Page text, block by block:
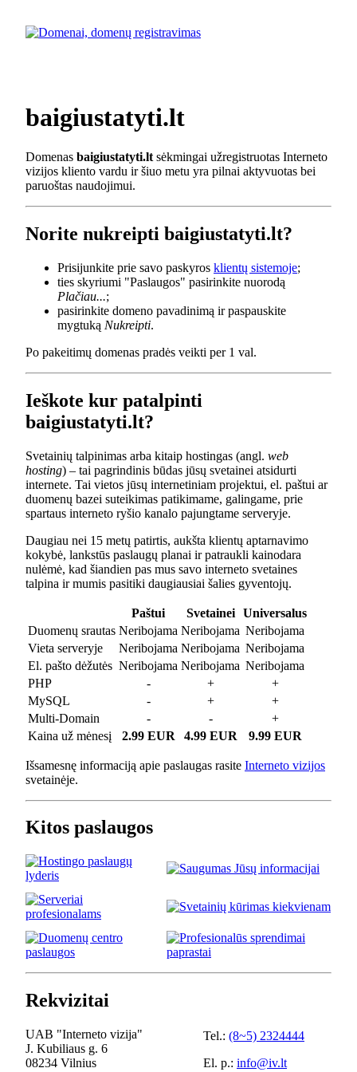
baigiustatyti.lt
Domenas baigiustatyti.lt sėkmingai užregistruotas Interneto
vizijos kliento vardu ir šiuo metu yra pilnai aktyvuotas bei
paruoštas naudojimui.
Norite nukreipti baigiustatyti.lt?
Prisijunkite prie savo paskyros klientų sistemoje;
ties skyriumi "Paslaugos" pasirinkite nuorodą
Plačiau...;
pasirinkite domeno pavadinimą ir paspauskite
mygtuką Nukreipti.
Po pakeitimų domenas pradės veikti per 1 val.
Ieškote kur patalpinti
baigiustatyti.lt?
Svetainių talpinimas arba kitaip hostingas (angl. web
hosting) – tai pagrindinis būdas jūsų svetainei atsidurti
internete. Tai vietos jūsų internetiniam projektui, el. paštui ar
duomenų bazei suteikimas patikimame, galingame, prie
spartaus interneto ryšio kanalo pajungtame serveryje.
Daugiau nei 15 metų patirtis, aukšta klientų aptarnavimo
kokybė, lankstūs paslaugų planai ir patraukli kainodara
nulėmė, kad šiandien pas mus savo interneto svetaines
talpina ir mumis pasitiki daugiausiai šalies gyventojų.
Paštui Svetainei
Universalus
Duomenų srautas Neribojama Neribojama Neribojama
Vieta serveryje
Neribojama Neribojama Neribojama
El. pašto dėžutės Neribojama Neribojama Neribojama
PHP
- +
+
MySQL
- +
+
Multi-Domain
- -
+
Kaina už mėnesį
2.99 EUR 4.99 EUR 9.99 EUR
Išsamesnę informaciją apie paslaugas rasite Interneto vizijos
svetainėje.
Kitos paslaugos
Rekvizitai
UAB "Interneto vizija"
J. Kubiliaus g. 6
08234 Vilnius
Tel.: (8~5) 2324444
El. p.: info@iv.lt